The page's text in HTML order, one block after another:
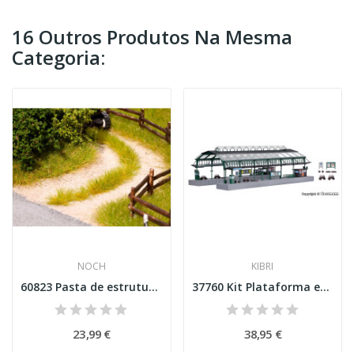
16 Outros Produtos Na Mesma
Categoria:
NOCH
60823 Pasta de estrutura de terreno “Campo e...
23,99 €
KIBRI
37760 Kit Plataforma estrutura e vidro Esc N
38,95 €